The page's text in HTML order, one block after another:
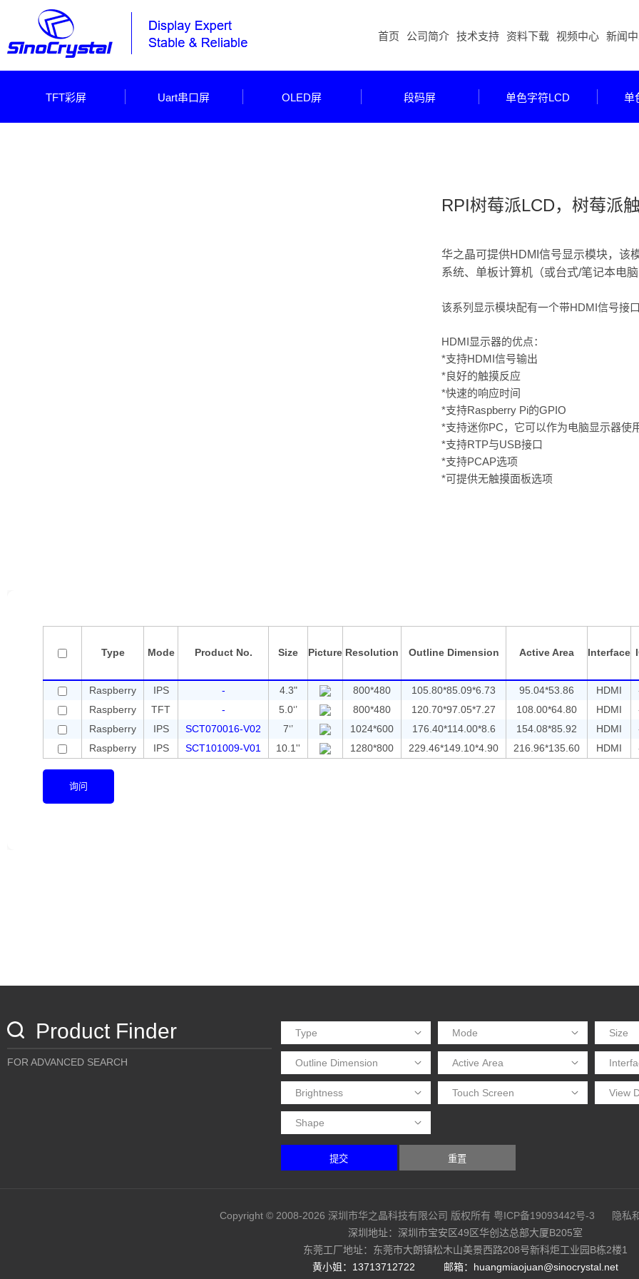
首页 公司简介 技术支持 资料下载 视频中心 新闻
TFT彩屏 Uart串口屏 OLED屏 段码屏 单色字符LCD 单
RPI树莓派LCD，树莓派
华之晶可提供HDMI信号显示模块，该
系统、单板计算机（或台式/笔记本电
该系列显示模块配有一个带HDMI信号接
HDMI显示器的优点：
*支持HDMI信号输出
*良好的触摸反应
*快速的响应时间
*支持Raspberry Pi的GPIO
*支持迷你PC，它可以作为电脑显示器使
*支持RTP与USB接口
*支持PCAP选项
*可提供无触摸面板选项
Type Mode Product No. Size Picture Resolution Outline Dimension Active Area Interface
Raspberry IPS - 4.3" 800*480 105.80*85.09*6.73 95.04*53.86 HDMI
Raspberry
TFT - 5.0‘’ 800*480 120.70*97.05*7.27 108.00*64.80 HDMI
Raspberry
IPS SCT070016-V02 7‘’ 1024*600 176.40*114.00*8.6 154.08*85.92 HDMI
Raspberry
IPS SCT101009-V01 10.1'' 1280*800 229.46*149.10*4.90 216.96*135.60 HDMI
询问
Product Finder
FOR ADVANCED SEARCH
提交 重置
Copyright © 2008-2026 深圳市华之晶科技有限公司 版权所有 粤ICP备19093442号-3
隐私
深圳地址：深圳市宝安区49区华创达总部大厦B205室
东莞工厂地址：东莞市大朗镇松木山美景西路208号新科炬工业园B栋2楼1
黄小姐：13713712722
邮箱：huangmiaojuan@sinocrystal.net